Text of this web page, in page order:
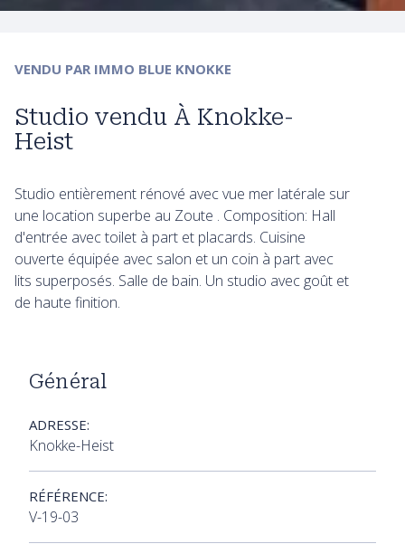
Studio vendu À Knokke-
Heist
VENDU PAR IMMO BLUE KNOKKE
Studio entièrement rénové avec vue mer latérale sur
une location superbe au Zoute . Composition: Hall
d'entrée avec toilet à part et placards. Cuisine
ouverte équipée avec salon et un coin à part avec
lits superposés. Salle de bain. Un studio avec goût et
de haute finition.
Général
ADRESSE:
Knokke-Heist
RÉFÉRENCE:
V-19-03